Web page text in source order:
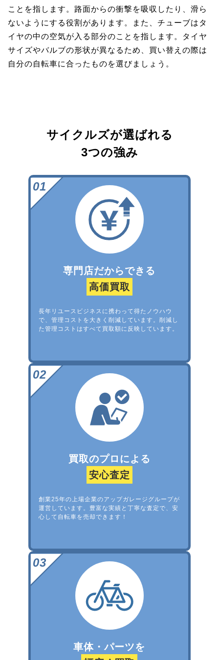
ことを指します。路面からの衝撃を吸収したり、滑ら
ないようにする役割があります。また、チューブはタ
イヤの中の空気が入る部分のことを指します。タイヤ
サイズやバルブの形状が異なるため、買い替えの際は
自分の自転車に合ったものを選びましょう。
サイクルズが選ばれる
3つの強み
専門店だからできる
高価買取
長年リユースビジネスに携わって得たノウハウ
で、管理コストを大きく削減しています。削減し
た管理コストはすべて買取額に反映しています。
買取のプロによる
安心査定
創業25年の上場企業のアップガレージグループが
運営しています。豊富な実績と丁寧な査定で、安
心して自転車を売却できます！
車体・パーツを